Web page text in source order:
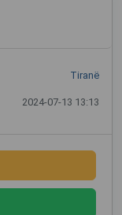
Tiranë
2024-07-13 13:13